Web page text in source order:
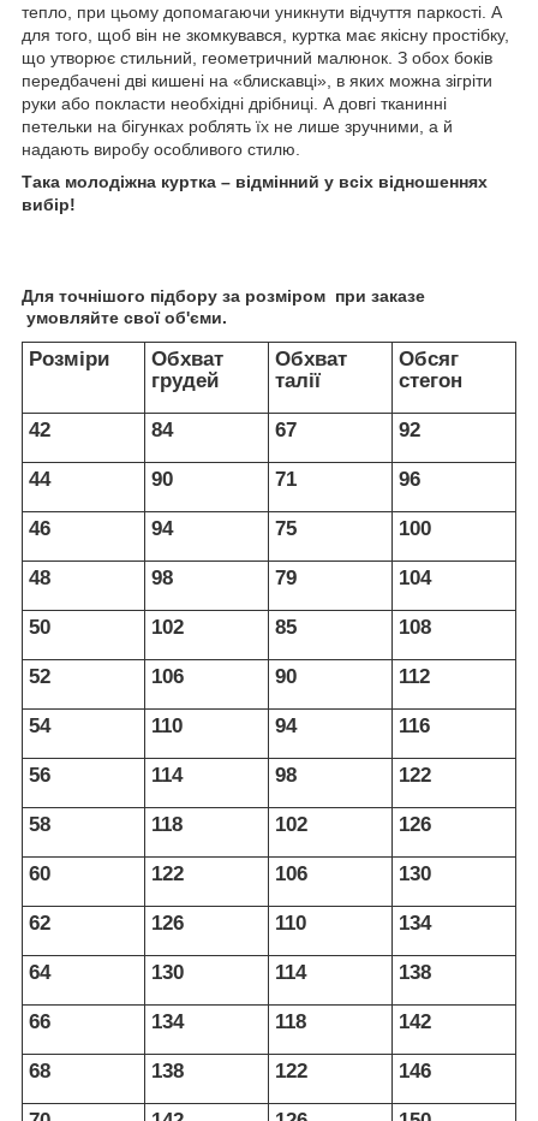
тепло, при цьому допомагаючи уникнути відчуття паркості. А
для того, щоб він не зкомкувався, куртка має якісну простібку,
що утворює стильний, геометричний малюнок. З обох боків
передбачені дві кишені на «блискавці», в яких можна зігріти
руки або покласти необхідні дрібниці. А довгі тканинні
петельки на бігунках роблять їх не лише зручними, а й
надають виробу особливого стилю.
Така молодіжна куртка – відмінний у всіх відношеннях
вибір!
Для точнішого підбору за розміром при заказе
умовляйте свої об'єми.
Розміри
Обхват
грудей
Обхват
талії
Обсяг
стегон
42 84 67 92
44 90 71 96
46 94 75 100
48 98 79 104
50 102 85 108
52 106 90 112
54 110 94 116
56 114 98 122
58 118 102 126
60 122 106 130
62 126 110 134
64 130 114 138
66 134 118 142
68 138 122 146